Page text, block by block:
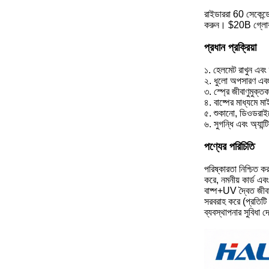
রাইডাররা 60
করুন। $20B
প্রধান প্রক্রিয়া
১. হেলমেট রাখুন
২. ধুলো অপসারণ এবং
৩. স্প্রে
৪. বাষ্পের মাধ্যমে
৫. শুকানো,
৬. সুগন্ধি এবং
পণ্যের পরিচিতি
পরিষ্কারতা নিশ্চিত
করে, নমনীয় কার্ড
বাষ্প+UV দ্বৈত
সরবরাহ করে
ব্যবস্থাপনার সুবিধা